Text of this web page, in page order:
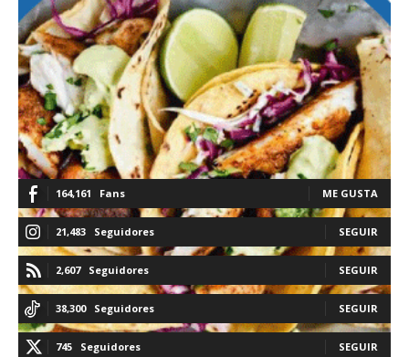
164,161 Fans ME GUSTA
21,483 Seguidores SEGUIR
2,607 Seguidores SEGUIR
38,300 Seguidores SEGUIR
745 Seguidores SEGUIR